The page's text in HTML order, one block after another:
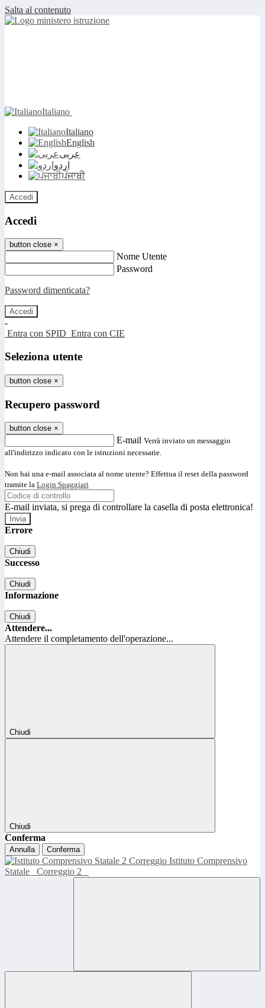
Salta al contenuto
Italiano
Italiano
English
عربى
اردو
ਪੰਜਾਬੀ
Accedi
Accedi
button close ×
Nome Utente
Password
Password dimenticata?
-
Entra con SPID Entra con CIE
Seleziona utente
button close ×
Recupero password
button close ×
E-mail Verrà inviato un messaggio
all'indirizzo indicato con le istruzioni necessarie.
Non hai una e-mail associata al nome utente? Effettua il reset della password
tramite la Login Spaggiari
E-mail inviata, si prega di controllare la casella di posta elettronica!
Errore
Chiudi
Successo
Chiudi
Informazione
Chiudi
Attendere...
Attendere il completamento dell'operazione...
Chiudi
Chiudi
Conferma
Annulla Conferma
Istituto Comprensivo
Statale
Correggio 2